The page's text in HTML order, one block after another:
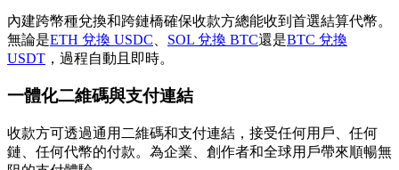
內建跨幣種兌換和跨鏈橋確保收款方總能收到首選結算代幣。
無論是ETH 兌換 USDC SOL 兌換 BTC還是BTC 兌換
USDT ，過程自動且即時。
一體化二維碼與支付連結
收款方可透過通用二維碼和支付連結，接受任何用戶、任何
鏈、任何代幣的付款。為企業、創作者和全球用戶帶來順暢無